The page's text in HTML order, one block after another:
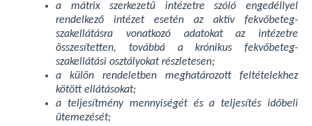
a mátrix szerkezetű intézetre szóló engedéllyel
rendelkező intézet esetén az aktív fekvőbeteg-
szakellátásra vonatkozó adatokat az intézetre
összesítetten, továbbá a krónikus fekvőbeteg-
szakellátási osztályokat részletesen;
a külön rendeletben meghatározott feltételekhez
kötött ellátásokat;
a teljesítmény mennyiségét és a teljesítés időbeli
ütemezését;